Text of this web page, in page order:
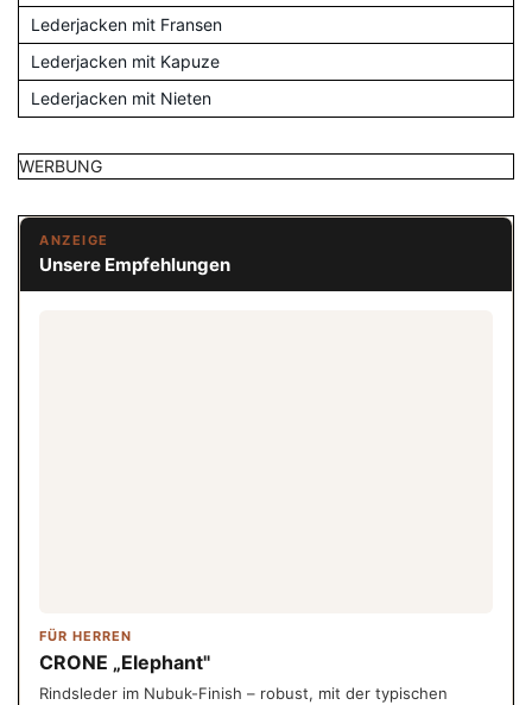
Lederjacken mit Fransen
Lederjacken mit Kapuze
Lederjacken mit Nieten
WERBUNG
ANZEIGE
Unsere Empfehlungen
FÜR HERREN
CRONE „Elephant"
Rindsleder im Nubuk-Finish – robust, mit der typischen